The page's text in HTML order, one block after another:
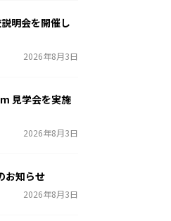
明会を開催し
2026年8月3日
見学会を実施
2026年8月3日
お知らせ
2026年8月3日